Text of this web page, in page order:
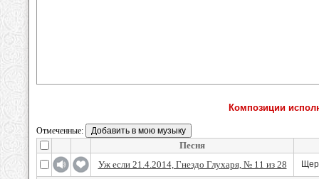
Композиции
Отмеченные:
Песня
Уж если 21.4.2014, Гнездо Глухаря, № 11 из 28